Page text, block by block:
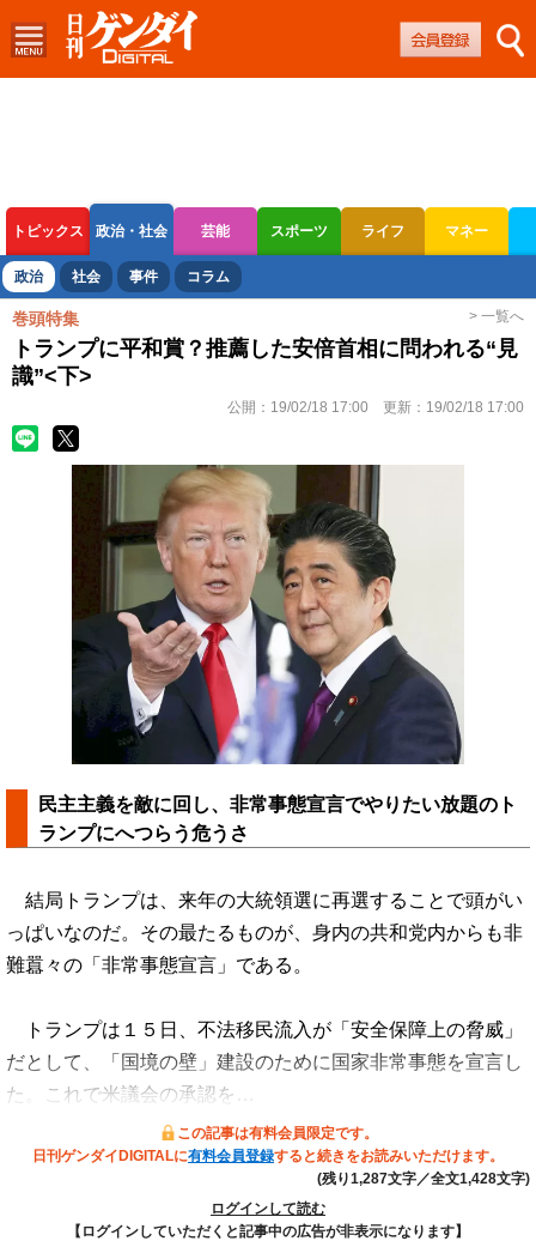
トピックス 政治・社会 芸能 スポーツ ライフ マネー
ボートレース 競輪 オートレース
政治 社会 事件 コラム
巻頭特集 > 一覧へ
トランプに平和賞？推薦した安倍首相に問われる“見
識”<下>
公開： 19/02/18 17:00 更新： 19/02/18 17:00
民主主義を敵に回し、非常事態宣言でやりたい放題のト
ランプにへつらう危うさ
結局トランプは、来年の大統領選に再選することで頭がい
っぱいなのだ。その最たるものが、身内の共和党内からも非
難囂々の「非常事態宣言」である。
トランプは１５日、不法移民流入が「安全保障上の脅威」
だとして、「国境の壁」建設のために国家非常事態を宣言し
た。これで米議会の承認を…
この記事は有料会員限定です。
日刊ゲンダイDIGITALに有料会員登録すると続きをお読みいただけます。
(残り1,287文字／全文1,428文字)
ログインして読む
【ログインしていただくと記事中の広告が非表示になります】